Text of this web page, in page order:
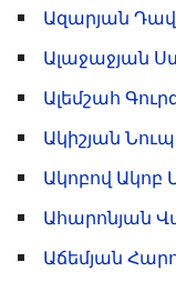
Ազարյան
Ալաջաջյան
Ալեմշահ
Ակիշյան
Ակոբով Ակոբ
Ահարոնյան
Աճեմյան